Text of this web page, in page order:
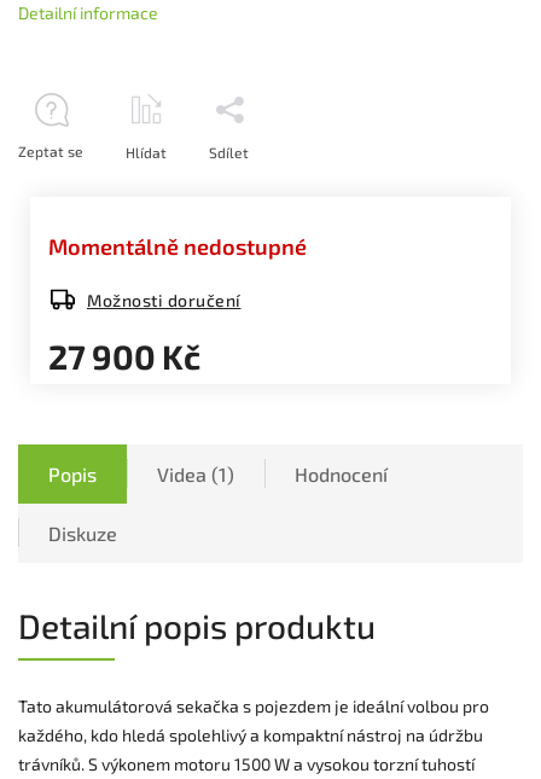
27 900 Kč
Momentálně nedostupné
Možnosti doručení
Detailní informace
Zeptat se Hlídat Sdílet
Popis Videa (1) Hodnocení
Diskuze
Detailní popis produktu
Tato akumulátorová sekačka s pojezdem je ideální volbou pro
každého, kdo hledá spolehlivý a kompaktní nástroj na údržbu
trávníků. S výkonem motoru 1500 W a vysokou torzní tuhostí